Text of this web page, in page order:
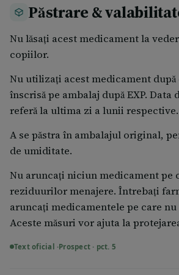
Păstrare &
Nu lăsaţi acest medicament la
copiilor.
Nu utilizaţi acest medicament
înscrisă pe ambalaj după EXP. Data
referă la ultima zi a lunii respective.
A se păstra în ambalajul original,
de umiditate.
Nu aruncaţi niciun medicament pe
reziduurilor menajere. Întrebaţi
aruncaţi medicamentele pe care
Aceste măsuri vor ajuta la
Text oficial ·Prospect · pct. 5